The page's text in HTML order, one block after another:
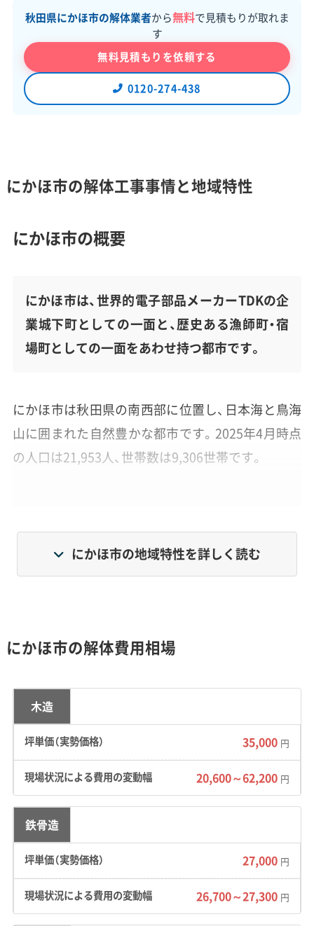
秋田県にかほ市の解体業者から無料で見積もりが取れま
す
無料見積もりを依頼する
0120-274-438
にかほ市の解体工事事情と地域特性
にかほ市の概要
にかほ市は、世界的電子部品メーカーTDKの企
業城下町としての一面と、歴史ある漁師町・宿
場町としての一面をあわせ持つ都市です。
にかほ市は秋田県の南西部に位置し、日本海と鳥海
山に囲まれた自然豊かな都市です。2025年4月時点
の人口は21,953人、世帯数は9,306世帯です。
の性格が異なります。仁賀保地区はTDKの工場など
が集まる工業・行政の中心地、金浦地区は港を中心
TDKという大きな雇用基盤があるため、県内の他地
域と比べると人口減少は緩やかです。しかしその一
方で、昔ながらの集落では空き家問題も少しずつ深
刻化しています。
地形・道路事情と解体費用の傾向
象潟地区の特殊な地盤、金浦地区の狭い道路、
仁賀保地区の崖地など、エリアごとに異なる厳
しい条件が解体費用を押し上げる大きな要因
にかほ市の地域特性を詳しく読む
にかほ市の解体費用相場
木造
35,000 円
20,600～62,200 円
鉄骨造
27,000 円
26,700～27,300 円